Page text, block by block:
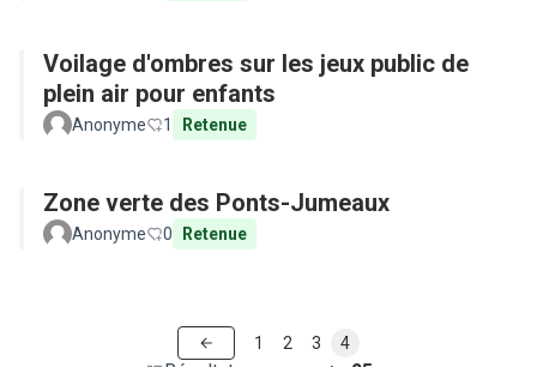
Voilage d'ombres sur les jeux public de
plein air pour enfants
Anonyme 1 Retenue
Zone verte des Ponts-Jumeaux
Anonyme 0 Retenue
1 2 3 4